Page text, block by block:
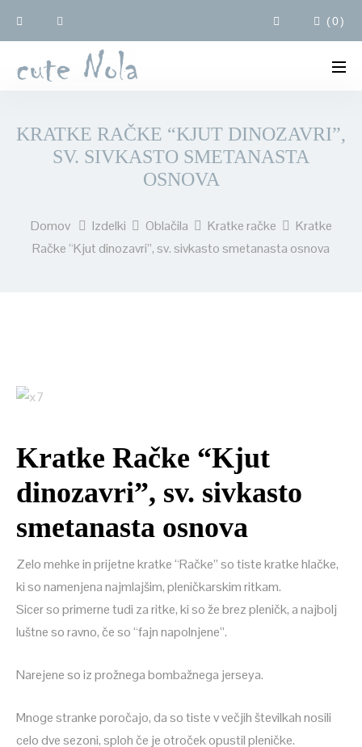
(0)
KRATKE RAČKE “KJUT DINOZAVRI”,
SV. SIVKASTO SMETANASTA
OSNOVA
Domov Izdelki Oblačila Kratke račke
Kratke
Račke “Kjut dinozavri”, sv. sivkasto smetanasta osnova
Kratke Račke “Kjut
dinozavri”, sv. sivkasto
smetanasta osnova
Zelo mehke in prijetne kratke “Račke” so tiste kratke hlačke,
ki so namenjena najmlajšim, pleničkarskim ritkam.
Sicer so primerne tudi za ritke, ki so že brez pleničk, a najbolj
luštne so ravno, če so “fajn napolnjene”.
Narejene so iz prožnega bombažnega jerseya.
Mnoge stranke poročajo, da so tiste v večjih številkah nosili
celo dve sezoni, sploh če je otroček opustil pleničke.